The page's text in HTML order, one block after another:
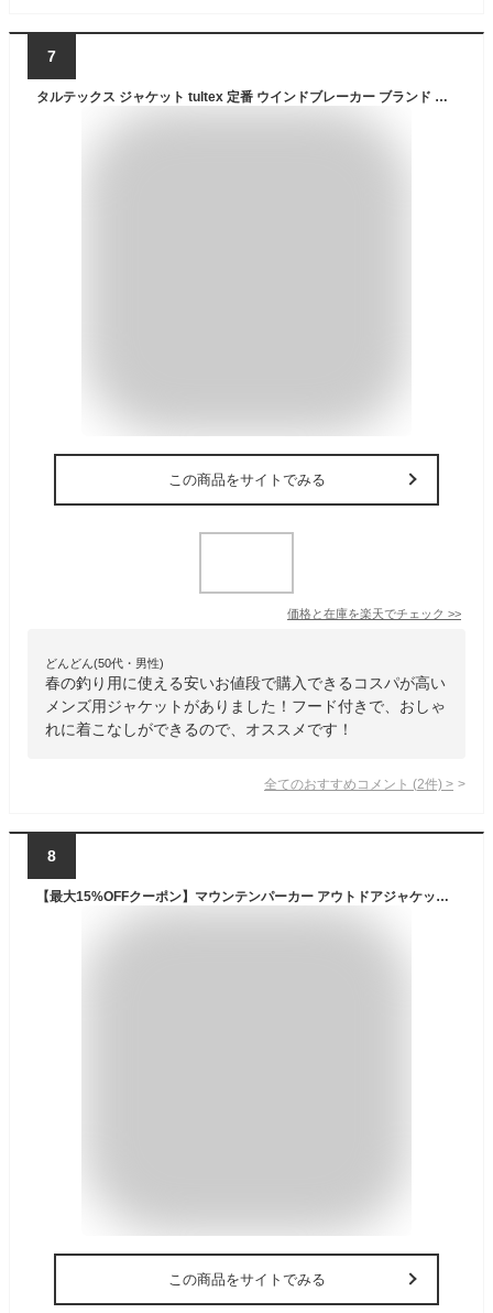
7
タルテックス ジャケット tultex 定番 ウインドブレーカー ブランド メンズ マウンテンパーカー 防風 アウター おしゃれ ブルゾン 秋 冬 ジャンバー 防寒着 パーカー フード付き 裏 フリース アイトス アウトドア 釣り ゴルフ
この商品をサイトでみる
価格と在庫を楽天でチェック >>
どんどん(50代・男性)
春の釣り用に使える安いお値段で購入できるコスパが高い
メンズ用ジャケットがありました！フード付きで、おしゃ
れに着こなしができるので、オススメです！
全てのおすすめコメント (2件) >
8
【最大15%OFFクーポン】マウンテンパーカー アウトドアジャケット 春 秋 メンズ レディース フード付き ジャンバー M L XL 2XL 3XL 4XL 5XL 長袖 おしゃれ アウター 防水 撥水 防風 防寒 通気性 防撥水ジャケット ウインドブレーカー
この商品をサイトでみる